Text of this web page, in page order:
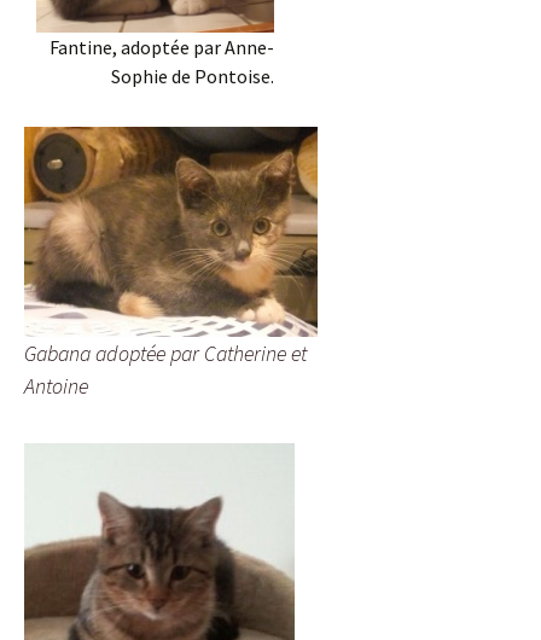
Fantine, adoptée par Anne-
Sophie de Pontoise.
Gabana adoptée par Catherine et
Antoine